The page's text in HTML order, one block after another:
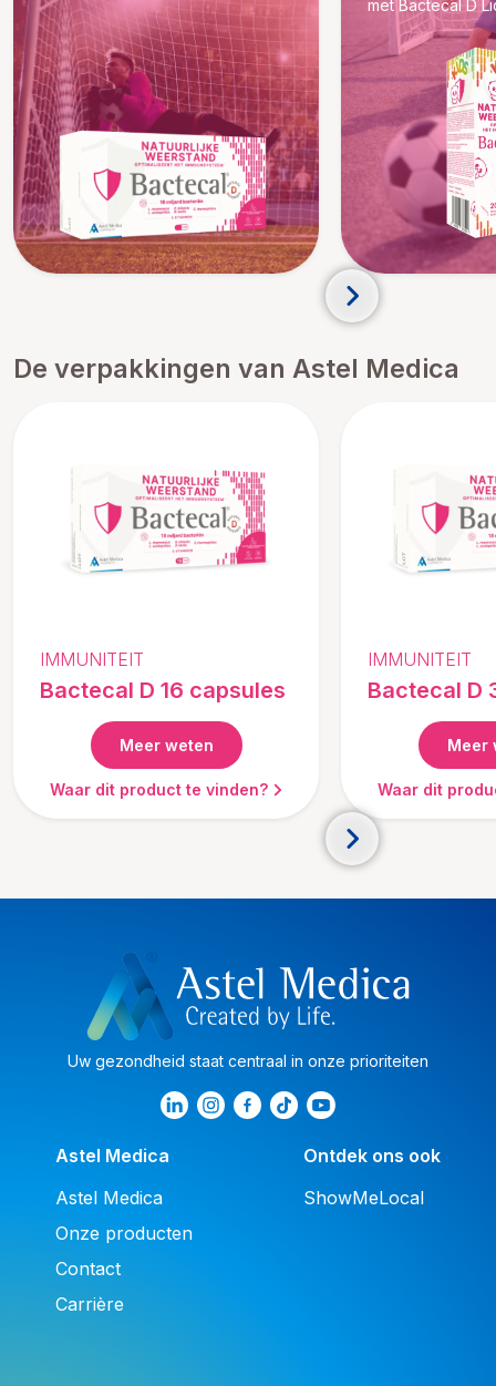
met Bactecal D
De verpakkingen van Astel Medica
IMMUNITEIT
Bactecal D 16 capsules
Meer weten
Waar dit product te vinden?
IMMUNITEIT
Bactecal D
Meer
Waar dit
Uw gezondheid staat centraal in onze prioriteiten
Astel Medica
Astel Medica
Onze producten
Contact
Carrière
Ontdek ons ook
ShowMeLocal